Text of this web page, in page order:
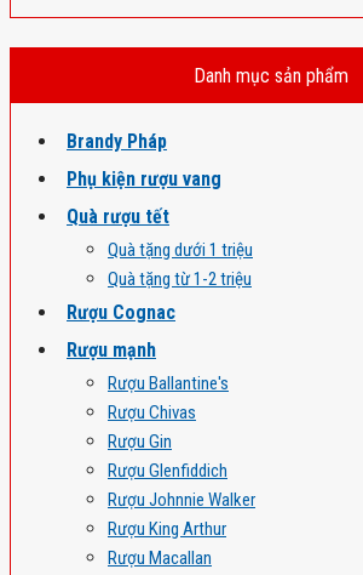
Danh mục sản phẩm
Brandy Pháp
Phụ kiện rượu vang
Quà rượu tết
Quà tặng dưới 1 triệu
Quà tặng từ 1-2 triệu
Rượu Cognac
Rượu mạnh
Rượu Ballantine's
Rượu Chivas
Rượu Gin
Rượu Glenfiddich
Rượu Johnnie Walker
Rượu King Arthur
Rượu Macallan